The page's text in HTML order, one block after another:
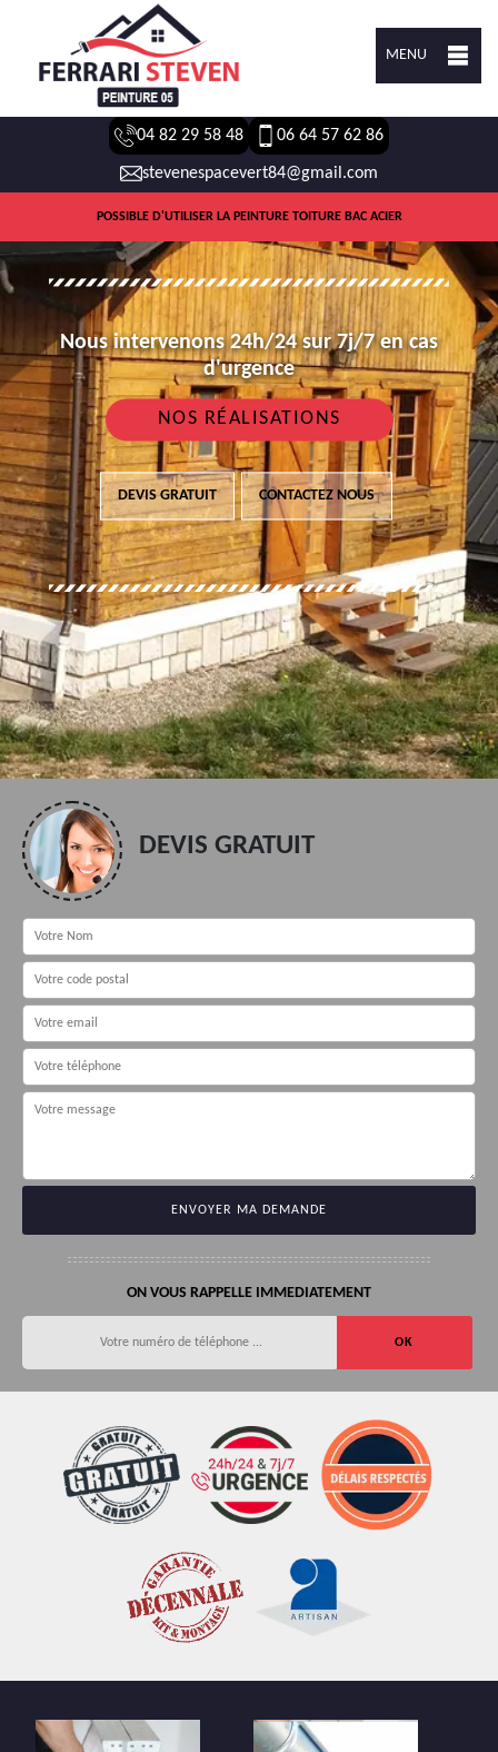
MENU
04 82 29 58 48 06 64 57 62 86
stevenespacevert84@gmail.com
POSSIBLE D'UTILISER LA PEINTURE TOITURE BAC ACIER
Nous intervenons 24h/24 sur 7j/7 en cas
d'urgence
NOS RÉALISATIONS
DEVIS GRATUIT CONTACTEZ NOUS
DEVIS GRATUIT
ON VOUS RAPPELLE IMMEDIATEMENT